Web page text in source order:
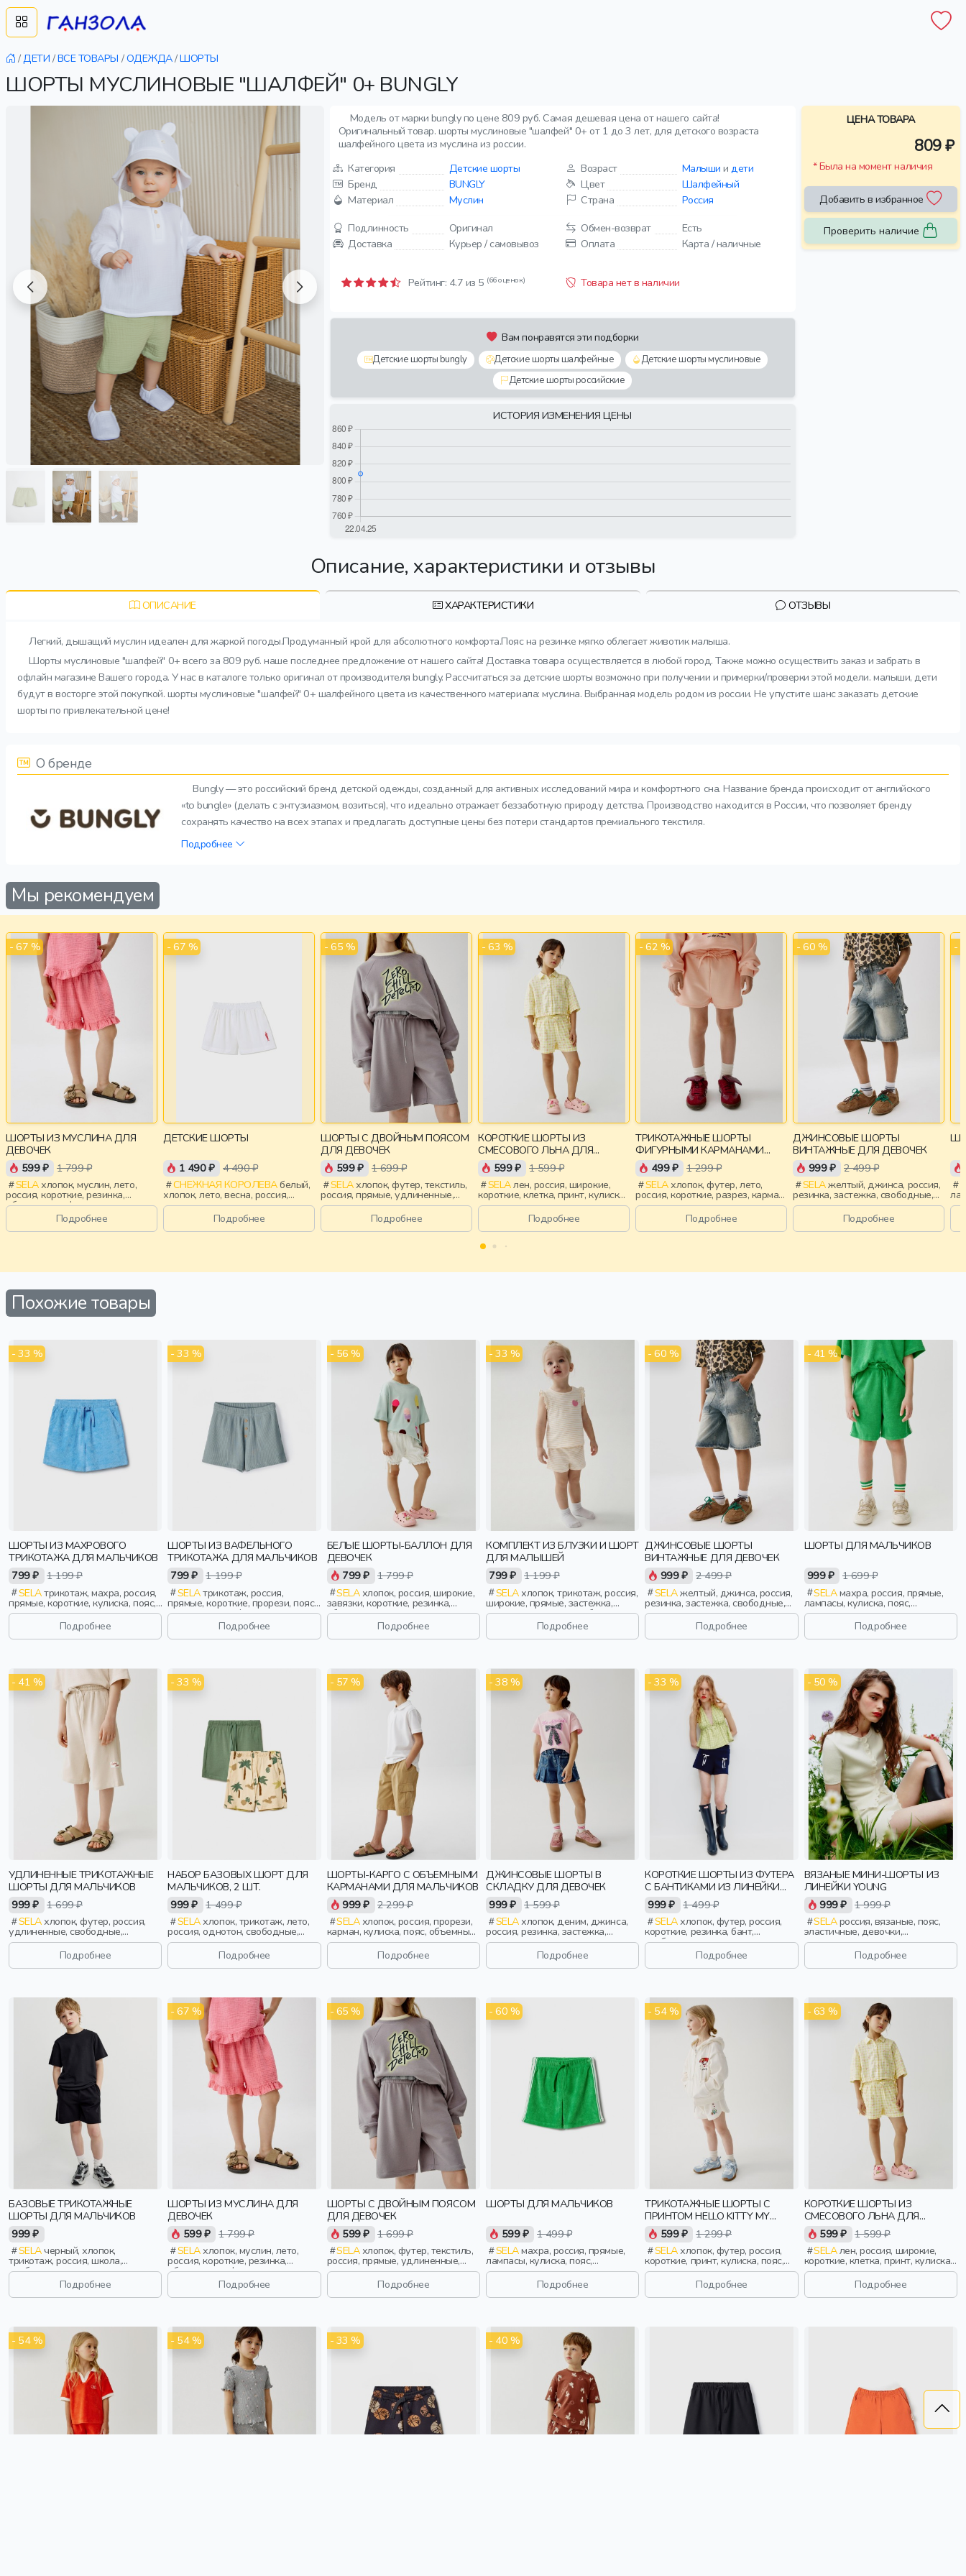
/ДЕТИ /ВСЕ ТОВАРЫ /ОДЕЖДА/ШОРТЫ
ШОРТЫ МУСЛИНОВЫЕ "ШАЛФЕЙ" 0+ BUNGLY
Модель от марки bungly по цене 809 руб. Самая дешевая цена от нашего сайта!
Оригинальный товар. шорты муслиновые "шалфей" 0+ от 1 до 3 лет, для детского возраста
шалфейного цвета из муслина из россии.
Категория
Детские шорты Возраст Малыши идети
Бренд
BUNGLY Цвет
Шалфейный
Материал
Муслин Страна
Россия
Подлинность
Оригинал Обмен-возврат
Есть
Доставка
Курьер / самовывоз Оплата Карта / наличные
Рейтинг: 4.7 из 5 (66 оценок) Товара нет в наличии
Вам понравятся эти подборки
Детские шорты bungly Детские шорты шалфейные
Детские шорты муслиновые
Детские шорты российские
ИСТОРИЯ ИЗМЕНЕНИЯ ЦЕНЫ
ЦЕНА ТОВАРА
809 ₽
* Была на момент наличия
Добавить в избранное
Проверить наличие
Описание, характеристики и отзывы
ОПИСАНИЕ ХАРАКТЕРИСТИКИ ОТЗЫВЫ
Легкий, дышащий муслин идеален для жаркой погоды.Продуманный крой для абсолютного комфорта.Пояс на резинке мягко облегает животик малыша.
Шорты муслиновые "шалфей" 0+ всего за 809 руб. наше последнее предложение от нашего сайта! Доставка товара осуществляется в любой город. Также можно осуществить заказ и забрать в
офлайн магазине Вашего города. У нас в каталоге только оригинал от производителя bungly. Рассчитаться за детские шорты возможно при получении и примерки/проверки этой модели. малыши, дети
будут в восторге этой покупкой. шорты муслиновые "шалфей" 0+ шалфейного цвета из качественного материала: муслина. Выбранная модель родом из россии. Не упустите шанс заказать детские
шорты по привлекательной цене!
О бренде
Bungly — это российский бренд детской одежды, созданный для активных исследований мира и комфортного сна. Название бренда происходит от английского
«to bungle» (делать с энтузиазмом, возиться), что идеально отражает беззаботную природу детства. Производство находится в России, что позволяет бренду
сохранять качество на всех этапах и предлагать доступные цены без потери стандартов премиального текстиля.
Подробнее
Мы рекомендуем
- 67 %
ШОРТЫ ИЗ МУСЛИНА ДЛЯ
ДЕВОЧЕК
599 ₽ 1 799 ₽
SELAхлопок, муслин, лето,
россия, короткие, резинка,
оборка, пояс, фактурные,
эластичные, девочки, дети
Подробнее
- 67 %
ДЕТСКИЕ ШОРТЫ
1 490 ₽ 4 490 ₽
СНЕЖНАЯ КОРОЛЕВАбелый,
хлопок, лето, весна, россия,
резинка, прорези, карман,
вышивка, пояс, эластичные,
девочки, детиПодробнее
- 65 %
ШОРТЫ С ДВОЙНЫМ ПОЯСОМ
ДЛЯ ДЕВОЧЕК
599 ₽ 1 699 ₽
SELAхлопок, футер, текстиль,
россия, прямые, удлиненные,
кулиска, пояс, девочки, дети
Подробнее
- 63 %
КОРОТКИЕ ШОРТЫ ИЗ
СМЕСОВОГО ЛЬНА ДЛЯ
ДЕВОЧЕК
599 ₽ 1 599 ₽
SELAлен, россия, широкие,
короткие, клетка, принт, кулиска,
пояс, эластичные, девочки, дети
Подробнее
- 62 %
ТРИКОТАЖНЫЕ ШОРТЫ
ФИГУРНЫМИ КАРМАНАМИ
ДЛЯ ДЕВОЧЕК
499 ₽ 1 299 ₽
SELAхлопок, футер, лето,
россия, короткие, разрез, карман,
кулиска, пояс, эластичные,
повседневный, девочки, дети
Подробнее
- 60 %
ДЖИНСОВЫЕ ШОРТЫ
ВИНТАЖНЫЕ ДЛЯ ДЕВОЧЕК
999 ₽ 2 499 ₽
SELAжелтый, джинса, россия,
резинка, застежка, свободные,
пояс, девочки, дети
Подробнее
-
Похожие товары
- 33 %
ШОРТЫ ИЗ МАХРОВОГО
ТРИКОТАЖА ДЛЯ МАЛЬЧИКОВ
799 ₽ 1 199 ₽
SELAтрикотаж, махра, россия,
прямые, короткие, кулиска, пояс,
эластичные, мальчики, дети
Подробнее
- 33 %
ШОРТЫ ИЗ ВАФЕЛЬНОГО
ТРИКОТАЖА ДЛЯ МАЛЬЧИКОВ
799 ₽ 1 199 ₽
SELAтрикотаж, россия,
прямые, короткие, прорези, пояс,
эластичные, вафельные,
мальчики, детиПодробнее
- 56 %
БЕЛЫЕ ШОРТЫ-БАЛЛОН ДЛЯ
ДЕВОЧЕК
799 ₽ 1 799 ₽
SELAхлопок, россия, широкие,
завязки, короткие, резинка,
оборка, кулиска, пояс,
фактурные, эластичные, девочки,
Подробнее
- 33 %
КОМПЛЕКТ ИЗ БЛУЗКИ И ШОРТ
ДЛЯ МАЛЫШЕЙ
799 ₽ 1 199 ₽
SELAхлопок, трикотаж, россия,
широкие, прямые, застежка,
крылышки, кнопки, свободные,
принт, вышивка, вырез, круглый
вырез, пояс, объемные,
эластичные, малыши, дети
Подробнее
- 60 %
ДЖИНСОВЫЕ ШОРТЫ
ВИНТАЖНЫЕ ДЛЯ ДЕВОЧЕК
999 ₽ 2 499 ₽
SELAжелтый, джинса, россия,
резинка, застежка, свободные,
пояс, девочки, дети
Подробнее
- 41 %
ШОРТЫ ДЛЯ МАЛЬЧИКОВ
999 ₽ 1 699 ₽
SELAмахра, россия, прямые,
лампасы, кулиска, пояс,
эластичные, мальчики, дети
Подробнее
- 41 %
УДЛИНЕННЫЕ ТРИКОТАЖНЫЕ
ШОРТЫ ДЛЯ МАЛЬЧИКОВ
999 ₽ 1 699 ₽
SELAхлопок, футер, россия,
удлиненные, свободные,
прорези, кулиска, пояс,
эластичные, мальчики, дети
Подробнее
- 33 %
НАБОР БАЗОВЫХ ШОРТ ДЛЯ
МАЛЬЧИКОВ, 2 ШТ.
999 ₽ 1 499 ₽
SELAхлопок, трикотаж, лето,
россия, однотон, свободные,
принт, пояс, эластичные, спорт,
мальчики, детиПодробнее
- 57 %
ШОРТЫ-КАРГО С ОБЪЕМНЫМИ
КАРМАНАМИ ДЛЯ МАЛЬЧИКОВ
999 ₽ 2 299 ₽
SELAхлопок, россия, прорези,
карман, кулиска, пояс, объемные,
эластичные, мальчики, дети
Подробнее
- 38 %
ДЖИНСОВЫЕ ШОРТЫ В
СКЛАДКУ ДЛЯ ДЕВОЧЕК
999 ₽ 1 599 ₽
SELAхлопок, деним, джинса,
россия, резинка, застежка,
кнопки, складки, принт, пояс,
эластичные, девочки, дети
Подробнее
- 33 %
КОРОТКИЕ ШОРТЫ ИЗ ФУТЕРА
С БАНТИКАМИ ИЗ ЛИНЕЙКИ
YOUNG
999 ₽ 1 499 ₽
SELAхлопок, футер, россия,
короткие, резинка, бант,
свободные, пояс, эластичные,
девочки, старшеклассники, дети
Подробнее
- 50 %
ВЯЗАНЫЕ МИНИ-ШОРТЫ ИЗ
ЛИНЕЙКИ YOUNG
999 ₽ 1 999 ₽
SELAроссия, вязаные, пояс,
эластичные, девочки,
старшеклассники, дети
Подробнее
БАЗОВЫЕ ТРИКОТАЖНЫЕ
ШОРТЫ ДЛЯ МАЛЬЧИКОВ
999 ₽
SELAчерный, хлопок,
трикотаж, россия, школа,
свободные, прорези, кулиска,
пояс, эластичные, повседневный,
спорт, мальчики, дети
Подробнее
- 67 %
ШОРТЫ ИЗ МУСЛИНА ДЛЯ
ДЕВОЧЕК
599 ₽ 1 799 ₽
SELAхлопок, муслин, лето,
россия, короткие, резинка,
оборка, пояс, фактурные,
эластичные, девочки, дети
Подробнее
- 65 %
ШОРТЫ С ДВОЙНЫМ ПОЯСОМ
ДЛЯ ДЕВОЧЕК
599 ₽ 1 699 ₽
SELAхлопок, футер, текстиль,
россия, прямые, удлиненные,
кулиска, пояс, девочки, дети
Подробнее
- 60 %
ШОРТЫ ДЛЯ МАЛЬЧИКОВ
599 ₽ 1 499 ₽
SELAмахра, россия, прямые,
лампасы, кулиска, пояс,
эластичные, мальчики, дети
Подробнее
- 54 %
ТРИКОТАЖНЫЕ ШОРТЫ С
ПРИНТОМ HELLO KITTY MY
MELODY ДЛЯ ДЕВОЧЕК
599 ₽ 1 299 ₽
SELAхлопок, футер, россия,
короткие, принт, кулиска, пояс,
эластичные, девочки, дети
Подробнее
- 63 %
КОРОТКИЕ ШОРТЫ ИЗ
СМЕСОВОГО ЛЬНА ДЛЯ
ДЕВОЧЕК
599 ₽ 1 599 ₽
SELAлен, россия, широкие,
короткие, клетка, принт, кулиска,
пояс, эластичные, девочки, дети
Подробнее
- 54 % - 54 % - 33 % - 40 %